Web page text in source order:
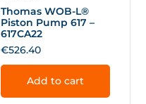
Thomas WOB-L®
Piston Pump 617 –
617CA22
€526.40
Add to cart